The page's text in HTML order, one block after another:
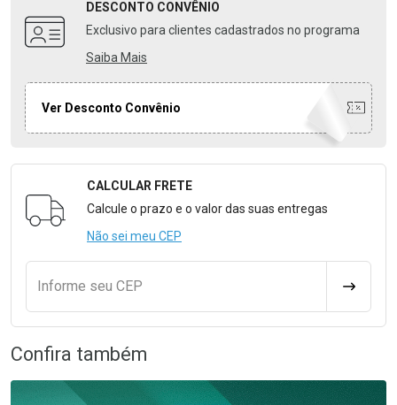
DESCONTO CONVÊNIO
Exclusivo para clientes cadastrados no programa
Saiba Mais
Ver Desconto Convênio
Formulário para Calcular o Frete
CALCULAR FRETE
Calcule o prazo e o valor das suas entregas
Não sei meu CEP
Informe seu CEP
Confira também